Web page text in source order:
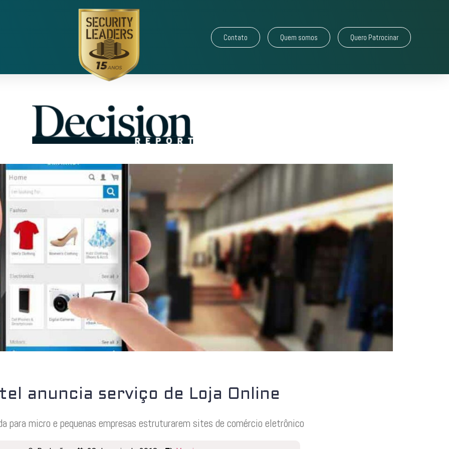
Contato Quem somos Quero Patrocinar
anuncia serviço de Loja Online
para micro e pequenas empresas estruturarem sites de comércio eletrônico